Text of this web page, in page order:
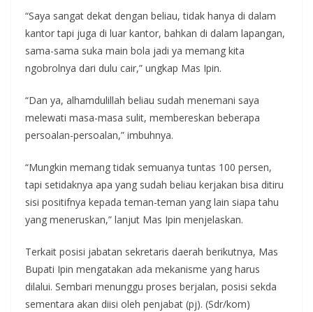
“Saya sangat dekat dengan beliau, tidak hanya di dalam
kantor tapi juga di luar kantor, bahkan di dalam lapangan,
sama-sama suka main bola jadi ya memang kita
ngobrolnya dari dulu cair,” ungkap Mas Ipin.
“Dan ya, alhamdulillah beliau sudah menemani saya
melewati masa-masa sulit, membereskan beberapa
persoalan-persoalan,” imbuhnya.
“Mungkin memang tidak semuanya tuntas 100 persen,
tapi setidaknya apa yang sudah beliau kerjakan bisa ditiru
sisi positifnya kepada teman-teman yang lain siapa tahu
yang meneruskan,” lanjut Mas Ipin menjelaskan.
Terkait posisi jabatan sekretaris daerah berikutnya, Mas
Bupati Ipin mengatakan ada mekanisme yang harus
dilalui. Sembari menunggu proses berjalan, posisi sekda
sementara akan diisi oleh penjabat (pj). (Sdr/kom)